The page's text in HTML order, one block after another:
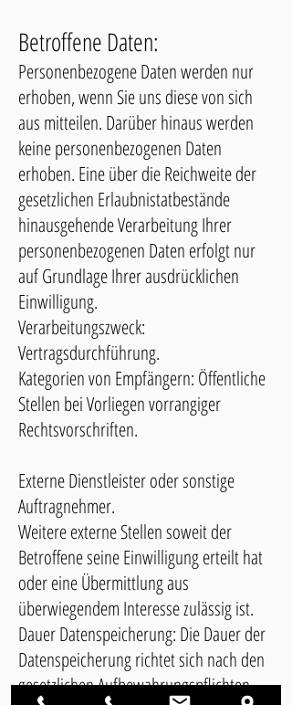
Betroffene Daten:
Personenbezogene Daten werden nur
erhoben, wenn Sie uns diese von sich
aus mitteilen. Darüber hinaus werden
keine personenbezogenen Daten
erhoben. Eine über die Reichweite der
gesetzlichen Erlaubnistatbestände
hinausgehende Verarbeitung Ihrer
personenbezogenen Daten erfolgt nur
auf Grundlage Ihrer ausdrücklichen
Einwilligung.
Verarbeitungszweck:
Vertragsdurchführung.
Kategorien von Empfängern: Öffentliche
Stellen bei Vorliegen vorrangiger
Rechtsvorschriften.
Externe Dienstleister oder sonstige
Auftragnehmer.
Weitere externe Stellen soweit der
Betroffene seine Einwilligung erteilt hat
oder eine Übermittlung aus
überwiegendem Interesse zulässig ist.
Dauer Datenspeicherung: Die Dauer der
Datenspeicherung richtet sich nach den
gesetzlichen Aufbewahrungspflichten